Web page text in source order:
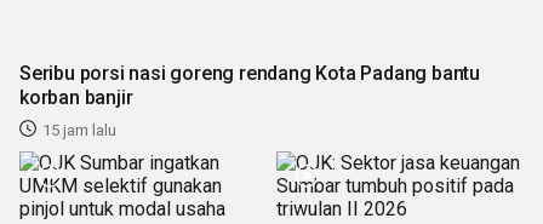
Seribu porsi nasi goreng rendang Kota Padang bantu
korban banjir
15 jam lalu